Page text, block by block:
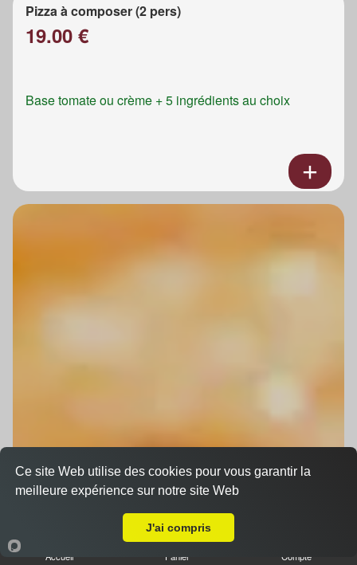
Pizza à composer (2 pers)
19.00 €
Base tomate ou crème + 5 ingrédients au choix
Accueil Panier Compte
Ce site Web utilise des cookies pour vous garantir la
meilleure expérience sur notre site Web
J'ai compris